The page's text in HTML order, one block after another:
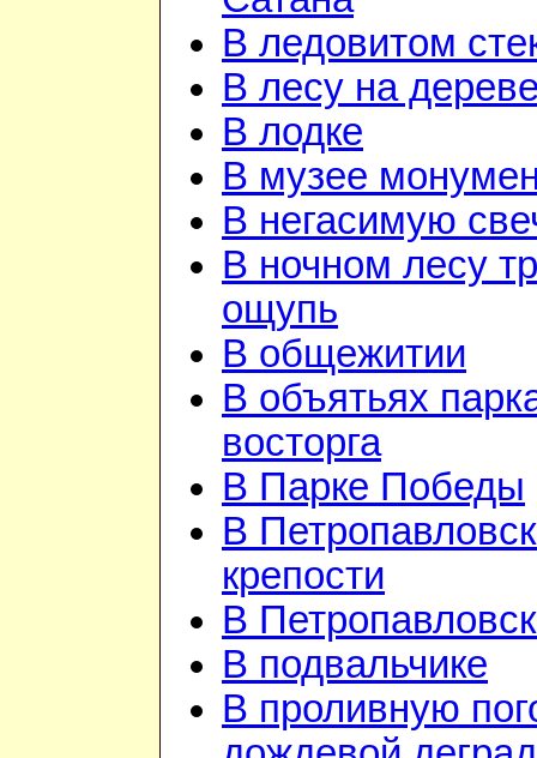
В ледовитом
В лесу на
В лодке
В музее
В негасимую
В ночном лесу
ощупь
В общежитии
В объятьях
восторга
В Парке Победы
В
крепости
В
В подвальчике
В проливную